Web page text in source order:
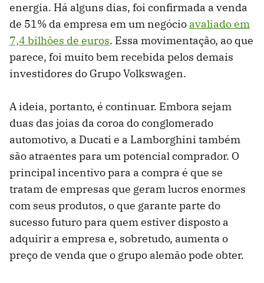
energia. Há alguns dias, foi confirmada a venda
de 51% da empresa em um negócio avaliado em
7,4 bilhões de euros. Essa movimentação, ao que
parece, foi muito bem recebida pelos demais
investidores do Grupo Volkswagen.
A ideia, portanto, é continuar. Embora sejam
duas das joias da coroa do conglomerado
automotivo, a Ducati e a Lamborghini também
são atraentes para um potencial comprador. O
principal incentivo para a compra é que se
tratam de empresas que geram lucros enormes
com seus produtos, o que garante parte do
sucesso futuro para quem estiver disposto a
adquirir a empresa e, sobretudo, aumenta o
preço de venda que o grupo alemão pode obter.